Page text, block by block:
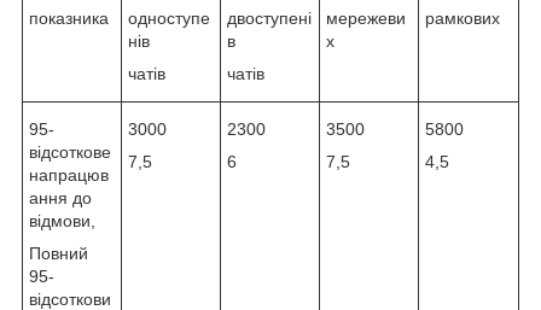
показника
одноступе
нів
чатів
двоступені
в
чатів
мережеви
х
рамкових
95-
відсоткове
напрацюв
ання до
відмови,
Повний
95-
відсоткови
3000
7,5
2300
6
3500
7,5
5800
4,5